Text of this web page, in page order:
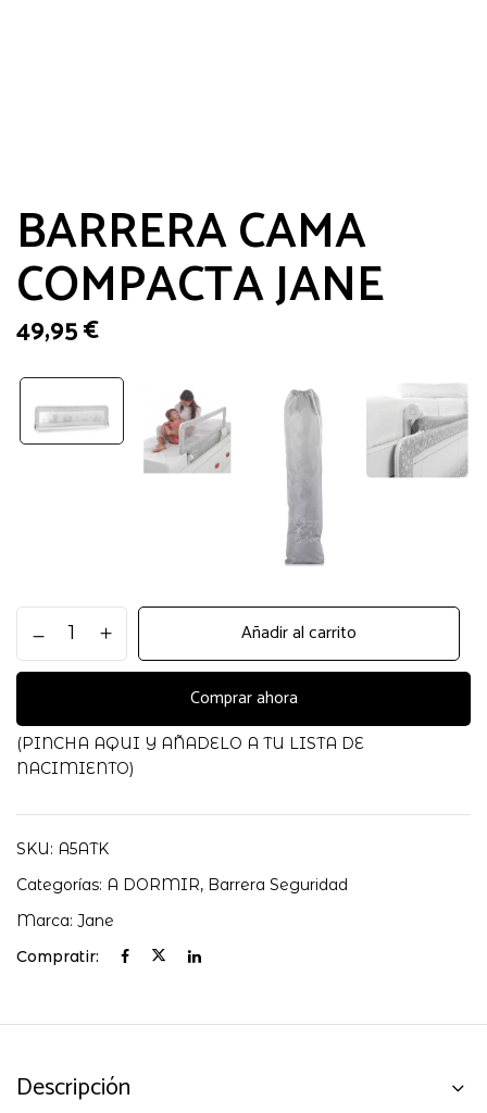
BARRERA CAMA
COMPACTA JANE
49,95€
CAMA
COMPACTA
cantidad
Añadir al carrito
Comprar ahora
(PINCHA AQUI Y AÑADELO A TU LISTA DE
NACIMIENTO)
SKU: A5ATK
Categorías: A DORMIR, Barrera Seguridad
Marca: Jane
Compratir:
Descripción